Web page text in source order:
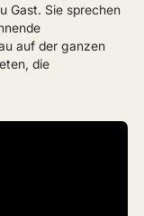
Gast. Sie sprechen
auf der ganzen
die